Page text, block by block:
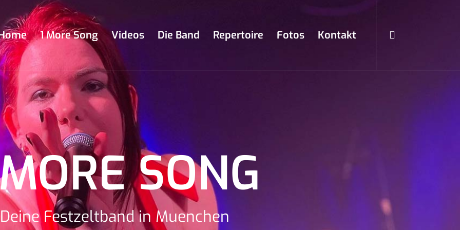
1 More Song Videos Die Band Repertoire Fotos Kontakt
SONG
Deine Festzeltband in Muenchen